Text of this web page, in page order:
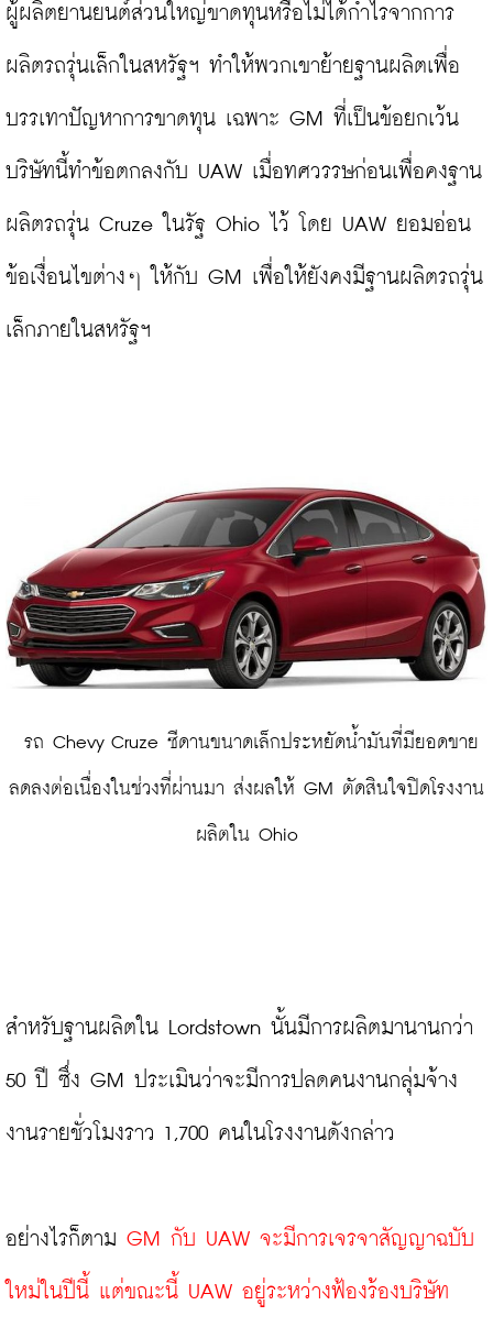
ผู้ผลิตยานยนต์ส่วนใหญ่ขาดทุนหรือไม่ได้กำไรจากการ
ผลิตรถรุ่นเล็กในสหรัฐฯ ทำให้พวกเขาย้ายฐานผลิตเพื่อ
บรรเทาปัญหาการขาดทุน เฉพาะ GM ที่เป็นข้อยกเว้น
บริษัทนี้ทำข้อตกลงกับ UAW เมื่อทศวรรษก่อนเพื่อคงฐาน
ผลิตรถรุ่น Cruze ในรัฐ Ohio ไว้ โดย UAW ยอมอ่อน
ข้อเงื่อนไขต่างๆ ให้กับ GM เพื่อให้ยังคงมีฐานผลิตรถรุ่น
เล็กภายในสหรัฐฯ
ลดลงต่อเนื่องในช่วงที่ผ่านมา ส่งผลให้ GM ตัดสินใจปิดโรงงาน
ผลิตใน Ohio
สำหรับฐานผลิตใน Lordstown นั้นมีการผลิตมานานกว่า
50 ปี ซึ่ง GM ประเมินว่าจะมีการปลดคนงานกลุ่มจ้าง
งานรายชั่วโมงราว 1,700 คนในโรงงานดังกล่าว
อย่างไรก็ตาม GM กับ UAW จะมีการเจรจาสัญญาฉบับ
ใหม่ในปีนี้ แต่ขณะนี้ UAW อยู่ระหว่างฟ้องร้องบริษัท